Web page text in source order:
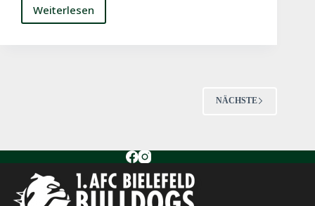
WeiterlesenErfolgreicher
für
NÄCHSTE